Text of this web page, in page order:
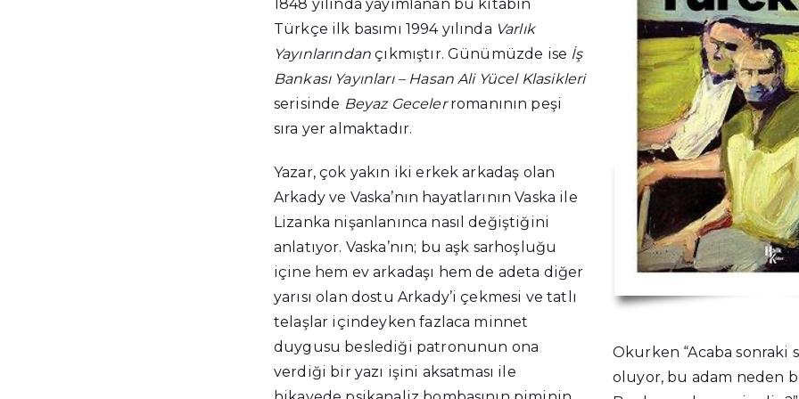
1848 yılında yayımlanan bu kitabın
Türkçe ilk basımı 1994 yılında Varlık
Yayınlarından çıkmıştır. Günümüzde ise İş
Bankası Yayınları – Hasan Ali Yücel Klasikleri
serisinde Beyaz Gecelerromanının peşi
sıra yer almaktadır.
Yazar, çok yakın iki erkek arkadaş olan
Arkady ve Vaska’nın hayatlarının Vaska ile
Lizanka nişanlanınca nasıl değiştiğini
anlatıyor. Vaska’nın; bu aşk sarhoşluğu
içine hem ev arkadaşı hem de adeta diğer
yarısı olan dostu Arkady’i çekmesi ve tatlı
telaşlar içindeyken fazlaca minnet
duygusu beslediği patronunun ona
verdiği bir yazı işini aksatması ile
Okurken “Acaba sonraki
oluyor, bu adam neden